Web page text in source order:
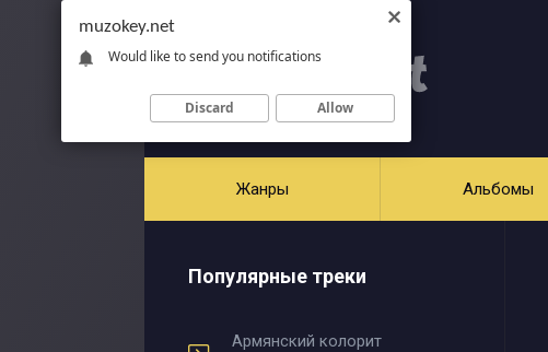
Жанры Альбомы
Популярные треки
Армянский колорит
muzokey.net
Would like to send you notifications
Discard Allow